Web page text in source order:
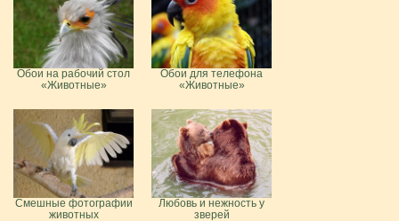
Обои на рабочий стол
«Животные»
Обои для телефона
«Животные»
Смешные фотографии
животных
Любовь и нежность у
зверей